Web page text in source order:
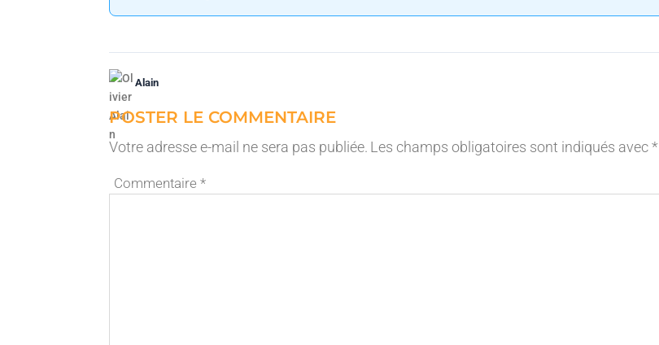
Alain
POSTER LE COMMENTAIRE
Votre adresse e-mail ne sera pas publiée. Les champs obligatoires sont indiqués avec*
Commentaire*